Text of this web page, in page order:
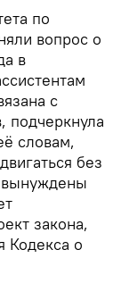
по
вопрос о
в
с
подчеркнула
словам,
без
вынуждены
закона,
Кодекса о